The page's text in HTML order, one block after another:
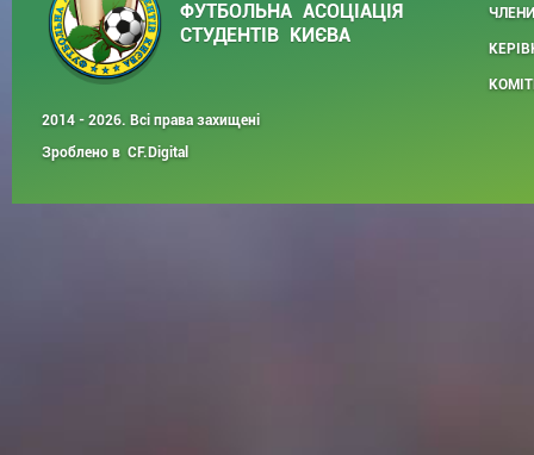
ФУТБОЛЬНА АСОЦІАЦІЯ
СТУДЕНТІВ КИЄВА
2014 - 2026. Всі права захищені
Зроблено в CF.Digital